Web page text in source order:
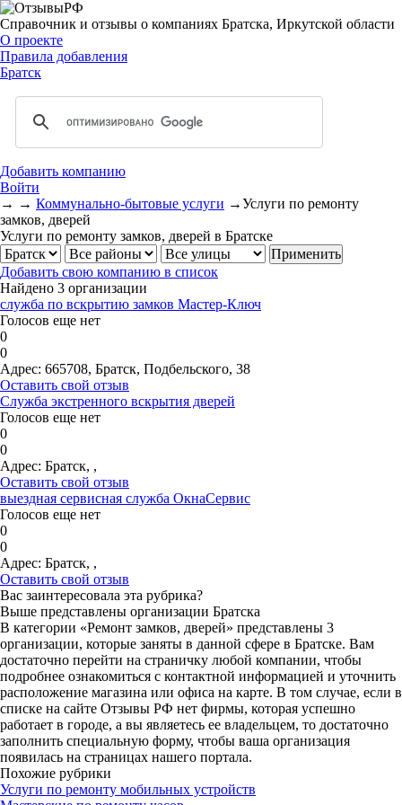
Справочник и отзывы о компаниях Братска, Иркутской области
О проекте
Правила добавления
Братск
Добавить компанию
Войти
→ → Коммунально-бытовые услуги →Услуги по ремонту
замков, дверей
Услуги по ремонту замков, дверей в Братске
Добавить свою компанию в список
Найдено 3 организации
служба по вскрытию замков Мастер-Ключ
Голосов еще нет
0
0
Адрес: 665708, Братск, Подбельского, 38
Оставить свой отзыв
Служба экстренного вскрытия дверей
Голосов еще нет
0
0
Адрес: Братск, ,
Оставить свой отзыв
выездная сервисная служба ОкнаСервис
Голосов еще нет
0
0
Адрес: Братск, ,
Оставить свой отзыв
Вас заинтересовала эта рубрика?
Выше представлены организации Братска
В категории «Ремонт замков, дверей» представлены 3
организации, которые заняты в данной сфере в Братске. Вам
достаточно перейти на страничку любой компании, чтобы
подробнее ознакомиться с контактной информацией и уточнить
расположение магазина или офиса на карте. В том случае, если в
списке на сайте Отзывы РФ нет фирмы, которая успешно
работает в городе, а вы являетесь ее владельцем, то достаточно
заполнить специальную форму, чтобы ваша организация
появилась на страницах нашего портала.
Похожие рубрики
Услуги по ремонту мобильных устройств